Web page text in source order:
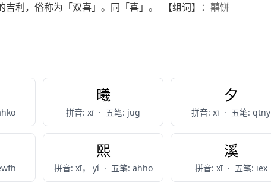
利，俗称为「双喜」。同「喜」。 【组词】 ：囍饼
曦
拼音: xī · 五笔: jug
夕
拼音: xī · 五笔: qtny
煕
拼音: xī， yí · 五笔: ahho
溪
拼音: xī · 五笔: iex